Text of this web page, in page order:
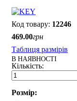
12246
469.00грн
Таблиця размірів
В НАЯВНОСТІ
Розмір: